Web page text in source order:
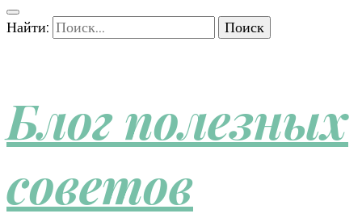
Найти:
Блог полезных
советов